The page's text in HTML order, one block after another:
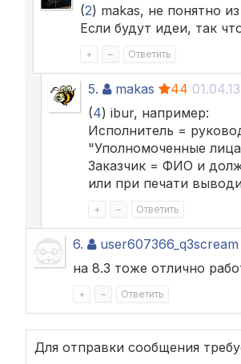
(2) makas, не понятно
Если будут идеи, так
+ – Ответить
5. makas 44
(4) ibur, например:
Исполнитель =
"Уполномоченные
Заказчик = ФИО и
или при печати
+ – Ответить
6. user607366_q3scream
на 8.3 тоже отлично
+ – Ответить
Для отправки сообщения